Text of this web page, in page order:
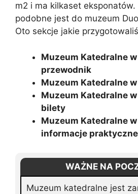
m2 i ma kilkaset
podobne jest do muzeum
Oto sekcje jakie
Muzeum Katedralne
przewodnik
Muzeum Katedralne
Muzeum Katedralne
bilety
Muzeum Katedralne
informacje praktyczne
WAŻNE NA
Muzeum katedralne jest